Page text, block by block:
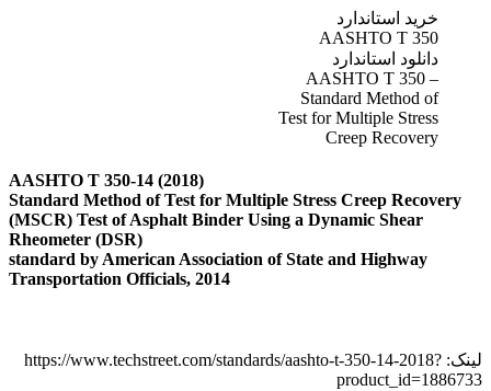
خرید استاندارد
AASHTO T 350
دانلود استاندارد
AASHTO T 350 –
Standard Method of
Test for Multiple Stress
Creep Recovery
AASHTO T 350-14 (2018)
Standard Method of Test for Multiple Stress Creep Recovery
(MSCR) Test of Asphalt Binder Using a Dynamic Shear
Rheometer (DSR)
standard by American Association of State and Highway
Transportation Officials, 2014
لینک: https://www.techstreet.com/standards/aashto-t-350-14-2018?
product_id=1886733